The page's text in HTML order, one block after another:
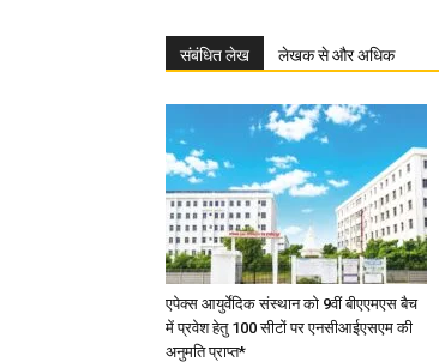
संबंधित लेख लेखक से और अधिक
एपेक्स आयुर्वेदिक संस्थान को 9वीं बीएएमएस बैच
में प्रवेश हेतु 100 सीटों पर एनसीआईएसएम की
अनुमति प्राप्त*